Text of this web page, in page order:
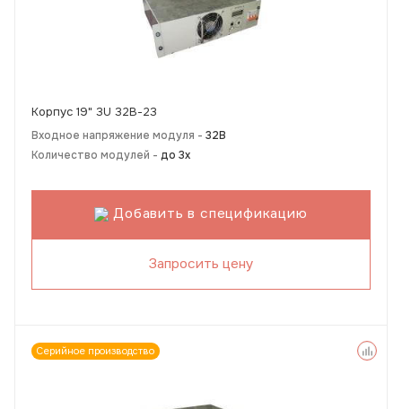
Корпус 19" 3U 32В-23
Входное напряжение модуля - 32В
Количество модулей - до 3х
Добавить в спецификацию
Запросить цену
Серийное производство